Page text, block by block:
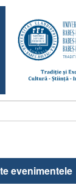
evenimentele